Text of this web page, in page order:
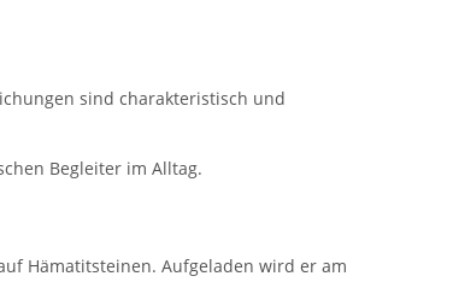
sind charakteristisch und
Begleiter im Alltag.
Hämatitsteinen. Aufgeladen wird er am